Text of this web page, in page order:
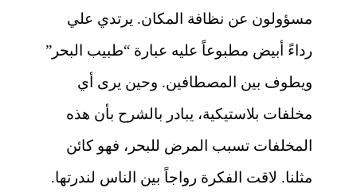
مسؤولون عن نظافة المكان. يرتدي علي
رداءً أبيض مطبوعاً عليه عبارة “طبيب البحر”
ويطوف بين المصطافين. وحين يرى أي
مخلفات بلاستيكية، يبادر بالشرح بأن هذه
المخلفات تسبب المرض للبحر، فهو كائن
مثلنا. لاقت الفكرة رواجاً بين الناس لندرتها.